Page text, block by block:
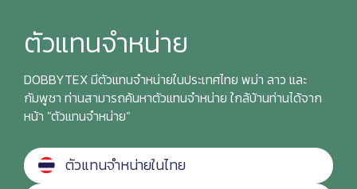
ตัวแทนจำหน่าย
DOBBYTEX มีตัวแทนจำหน่ายในประเทศไทย พม่า ลาว และ
กัมพูชา ท่านสามารถค้นหาตัวแทนจำหน่าย ใกล้บ้านท่านได้จาก
หน้า "ตัวแทนจำหน่าย"
ตัวแทนจำหน่ายในไทย